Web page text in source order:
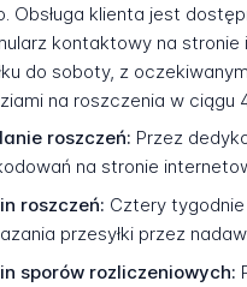
Obsługa klienta jest
kontaktowy na stronie
do soboty, z
na roszczenia w ciągu
roszczeń: Przez
na stronie
roszczeń: Cztery
przesyłki przez
sporów rozliczeniowych: